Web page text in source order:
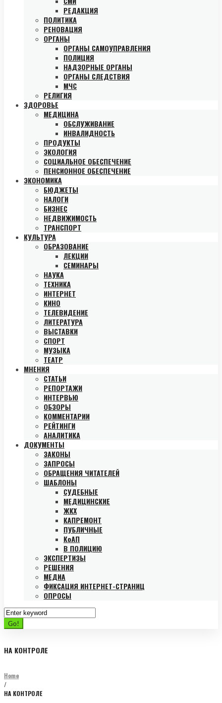
РЕДАКЦИЯ
ПОЛИТИКА
РЕНОВАЦИЯ
ОРГАНЫ
ОРГАНЫ САМОУПРАВЛЕНИЯ
ПОЛИЦИЯ
НАДЗОРНЫЕ ОРГАНЫ
ОРГАНЫ СЛЕДСТВИЯ
МЧС
РЕЛИГИЯ
ЗДОРОВЬЕ
МЕДИЦИНА
ОБСЛУЖИВАНИЕ
ИНВАЛИДНОСТЬ
ПРОДУКТЫ
ЭКОЛОГИЯ
СОЦИАЛЬНОЕ ОБЕСПЕЧЕНИЕ
ПЕНСИОННОЕ ОБЕСПЕЧЕНИЕ
ЭКОНОМИКА
БЮДЖЕТЫ
НАЛОГИ
БИЗНЕС
НЕДВИЖИМОСТЬ
ТРАНСПОРТ
КУЛЬТУРА
ОБРАЗОВАНИЕ
ЛЕКЦИИ
СЕМИНАРЫ
НАУКА
ТЕХНИКА
ИНТЕРНЕТ
КИНО
ТЕЛЕВИДЕНИЕ
ЛИТЕРАТУРА
ВЫСТАВКИ
СПОРТ
МУЗЫКА
ТЕАТР
МНЕНИЯ
СТАТЬИ
РЕПОРТАЖИ
ИНТЕРВЬЮ
ОБЗОРЫ
КОММЕНТАРИИ
РЕЙТИНГИ
АНАЛИТИКА
ДОКУМЕНТЫ
ЗАКОНЫ
ЗАПРОСЫ
ОБРАЩЕНИЯ ЧИТАТЕЛЕЙ
ШАБЛОНЫ
СУДЕБНЫЕ
МЕДИЦИНСКИЕ
ЖКХ
КАПРЕМОНТ
ПУБЛИЧНЫЕ
КоАП
В ПОЛИЦИЮ
ЭКСПЕРТИЗЫ
РЕШЕНИЯ
МЕДИА
ФИКСАЦИЯ ИНТЕРНЕТ-СТРАНИЦ
ОПРОСЫ
Search
for:
Go!
НА КОНТРОЛЕ
Home
/
НА КОНТРОЛЕ